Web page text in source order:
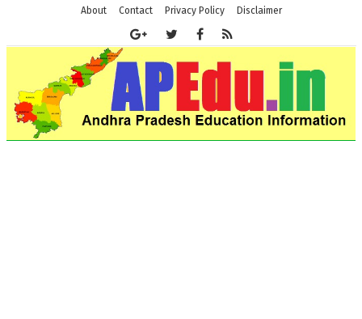
About Contact Privacy Policy Disclaimer